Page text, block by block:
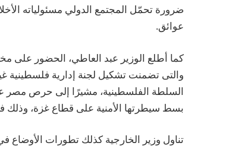
ضرورة تحمّل المجتمع الدولي مسئولياته
عوائق.
كما أطلع الوزير عبد العاطي، الحضور على
والتى تضمنت تشكيل لجنة إدارية فلسطينية
السلطة الفلسطينية، مشيرًا إلى حرص مصر
بسط سيطرتها الأمنية على قطاع غزة،
تناول وزير الخارجية كذلك تطورات الأوضاع